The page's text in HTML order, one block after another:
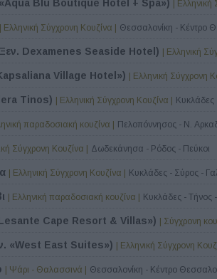
Blu Boutique Hotel + Spa») |
| Ελληνική Σύγχρονη Κουζίνα | Θεσσαλονίκη - Κέντρο
Dexamenes Seaside Hotel) | Ελληνική
Village Hotel») | Ελληνική Σύγχρονη
Tinos) | Ελληνική Σύγχρονη Κουζίνα | Κυκλάδες
παραδοσιακή κουζίνα | Πελοπόννησος - Ν.
Σύγχρονη Κουζίνα | Δωδεκάνησα - Ρόδος - Πεύκοι
| Ελληνική Σύγχρονη Κουζίνα | Κυκλάδες - Σύρος -
| Ελληνική παραδοσιακή κουζίνα | Κυκλάδες - Τήνος
Cape Resort & Villas») | Σύγχρονη
«West East Suites») | Ελληνική Σύγχρονη
| Ψάρι - Θαλασσινά | Θεσσαλονίκη - Κέντρο